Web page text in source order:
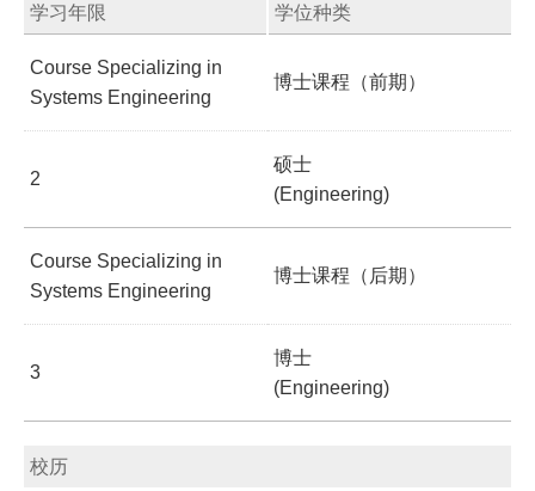
学习年限 学位种类
Course Specializing in
Systems Engineering
博士课程（前期）
2
硕士
(Engineering)
Course Specializing in
Systems Engineering
博士课程（后期）
3
博士
(Engineering)
校历